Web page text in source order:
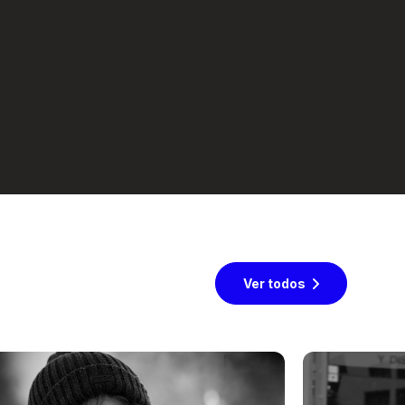
Ver todos